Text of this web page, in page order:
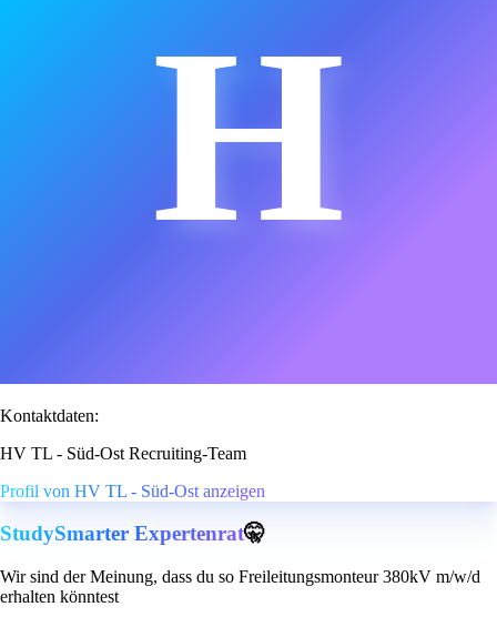
H
Kontaktdaten:
HV TL - Süd-Ost Recruiting-Team
Profil von HV TL - Süd-Ost anzeigen
StudySmarter Expertenrat🤫
Wir sind der Meinung, dass du so Freileitungsmonteur 380kV m/w/d
erhalten könntest